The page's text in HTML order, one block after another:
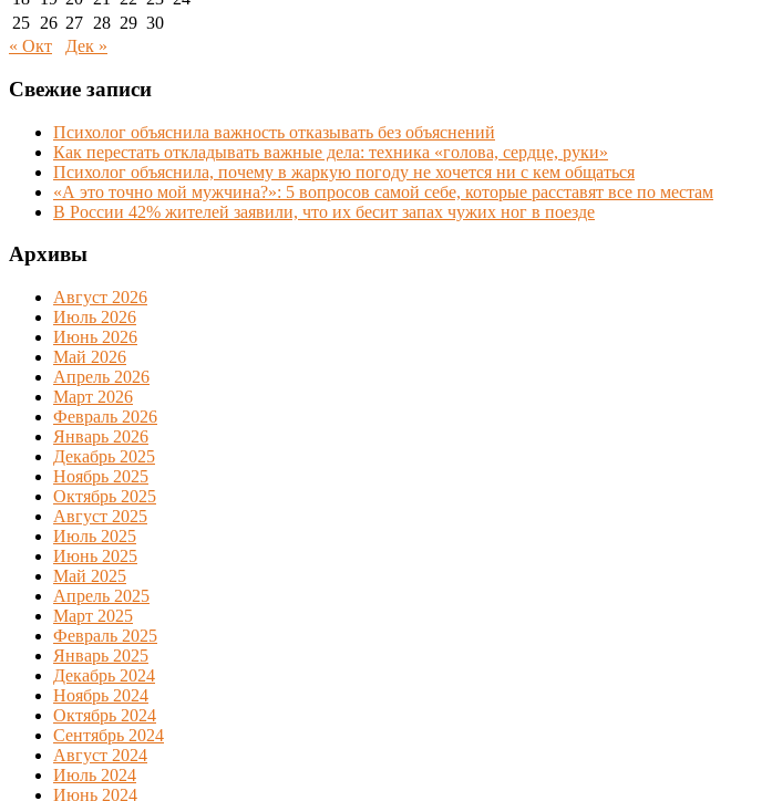
25 26 27 28 29 30
« Окт
Дек »
Свежие записи
Психолог объяснила важность отказывать без объяснений
Как перестать откладывать важные дела: техника «голова, сердце, руки»
Психолог объяснила, почему в жаркую погоду не хочется ни с кем общаться
«А это точно мой мужчина?»: 5 вопросов самой себе, которые расставят все по местам
В России 42% жителей заявили, что их бесит запах чужих ног в поезде
Архивы
Август 2026
Июль 2026
Июнь 2026
Май 2026
Апрель 2026
Март 2026
Февраль 2026
Январь 2026
Декабрь 2025
Ноябрь 2025
Октябрь 2025
Август 2025
Июль 2025
Июнь 2025
Май 2025
Апрель 2025
Март 2025
Февраль 2025
Январь 2025
Декабрь 2024
Ноябрь 2024
Октябрь 2024
Сентябрь 2024
Август 2024
Июль 2024
Июнь 2024